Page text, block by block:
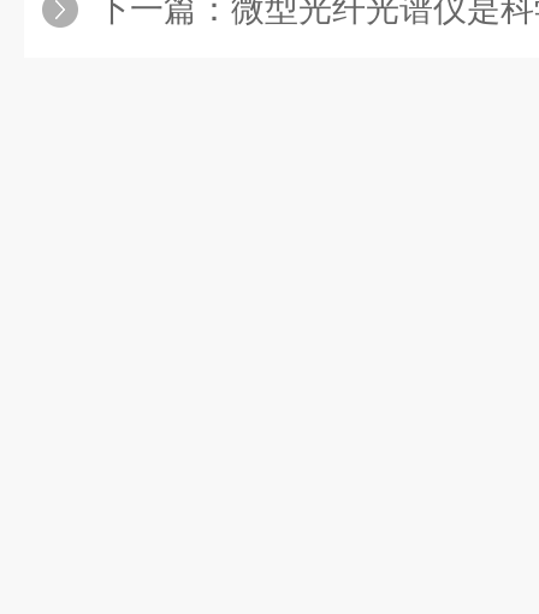
下一篇： 微型光纤光谱仪是科